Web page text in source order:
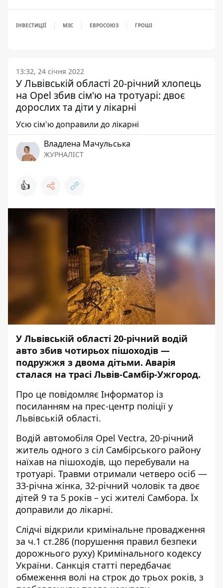
ІНВЕСТИЦІЇ МЗС ЕВРОСОЮЗ ГРОШІ
13:32, 24 січня 2022
У Львівській області 20-річний хлопець
на Opel збив сім'ю на тротуарі: двоє
дорослих та діти у лікарні
Усю сім'ю доправили до лікарні
Владлена Мачульська
ЖУРНАЛІСТ
👍
У Львівській області 20-річний водій
авто збив чотирьох пішоходів —
подружжя з двома дітьми. Аварія
сталася на трасі Львів-Самбір-Ужгород.
Про це повідомляє Інформатор із
посиланням на прес-центр поліції у
Львівській області.
Водій автомобіля Opel Vectra, 20-річний
житель одного з сіл Самбірського району
наїхав на пішоходів, що перебували на
тротуарі. Травми отримали четверо осіб —
33-річна жінка, 32-річний чоловік та двоє
дітей 9 та 5 років – усі жителі Самбора. Їх
доправили до лікарні.
Слідчі відкрили кримінальне провадження
за ч.1 ст.286 (порушення правил безпеки
дорожнього руху) Кримінального кодексу
України. Санкція статті передбачає
обмеження волі на строк до трьох років, з